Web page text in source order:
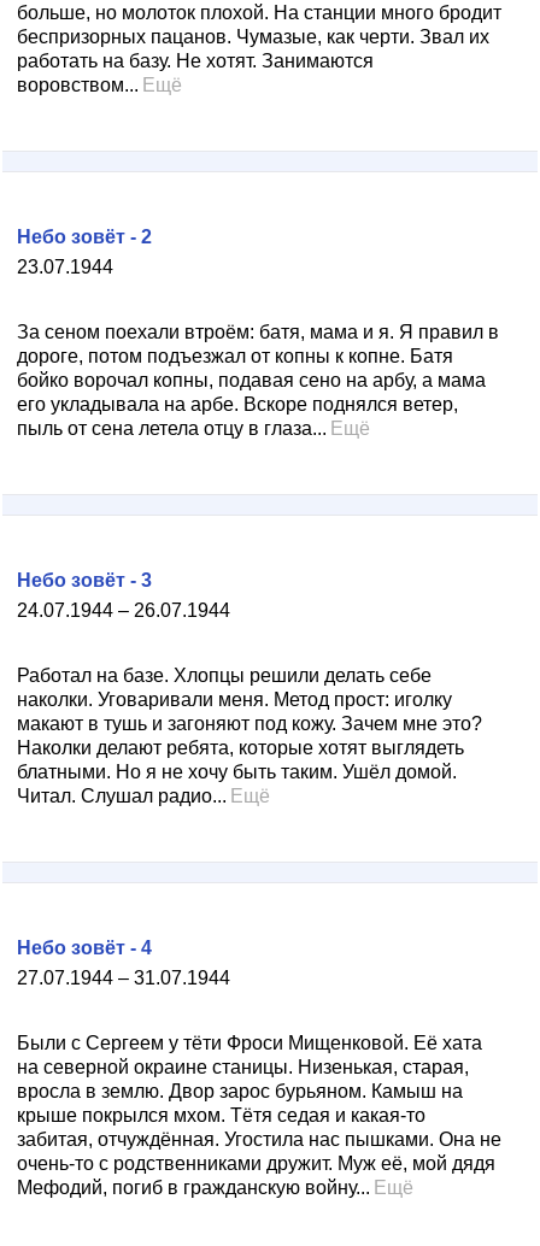
больше, но молоток плохой. На станции много бродит
беспризорных пацанов. Чумазые, как черти. Звал их
работать на базу. Не хотят. Занимаются
воровством... Ещё
23.07.1944
Небо зовёт - 2
За сеном поехали втроём: батя, мама и я. Я правил в
дороге, потом подъезжал от копны к копне. Батя
бойко ворочал копны, подавая сено на арбу, а мама
его укладывала на арбе. Вскоре поднялся ветер,
пыль от сена летела отцу в глаза... Ещё
24.07.1944 – 26.07.1944
Небо зовёт - 3
Работал на базе. Хлопцы решили делать себе
наколки. Уговаривали меня. Метод прост: иголку
макают в тушь и загоняют под кожу. Зачем мне это?
Наколки делают ребята, которые хотят выглядеть
блатными. Но я не хочу быть таким. Ушёл домой.
Читал. Слушал радио... Ещё
27.07.1944 – 31.07.1944
Небо зовёт - 4
Были с Сергеем у тёти Фроси Мищенковой. Её хата
на северной окраине станицы. Низенькая, старая,
вросла в землю. Двор зарос бурьяном. Камыш на
крыше покрылся мхом. Тётя седая и какая-то
забитая, отчуждённая. Угостила нас пышками. Она не
очень-то с родственниками дружит. Муж её, мой дядя
Мефодий, погиб в гражданскую войну... Ещё